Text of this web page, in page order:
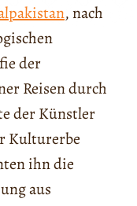
, nach
der
Reisen durch
der Künstler
Kulturerbe
ihn die
aus